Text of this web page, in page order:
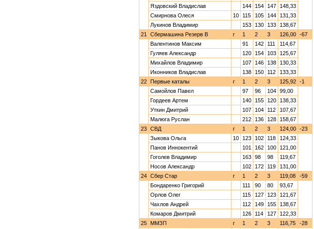
Яздовский Владислав
144 154 147
148,33
Смирнова Олеся
10 115 105 144
131,33
Лукинов Владимир
153 130 133
138,67
21
Сбермашина Резерв В г 1 2 3 126,00 -67
Валентинов Максим
91 142 111
114,67
Гуляев Александр
120 154 103
125,67
Михайлов Владимир
107 146 138
130,33
Иконников Владислав
138 150 112
133,33
22 Первые каталы г 1 2 3 125,92 -1
Самойлов Павел
97 96 104 99,00
Гордеев Артем
140 155 120
138,33
Уткин Дмитрий
107 104 112
107,67
Малюга Руслан
212 136 128
158,67
23 СВД г 1 2 3 124,00 -23
Зыкова Ольга
10 123 102 118
124,33
Панов Иннокентий
101 162 100
121,00
Гоголев Владимир
163 98 98
119,67
Носов Александр
102 172 119
131,00
24 Сбер Стар г 1 2 3 119,08
-59
Бондаренко Григорий
111 90 80
93,67
Орлов Олег
115 127 123
121,67
Чахлов Андрей
112 149 155
138,67
Комаров Дмитрий
126 114 127
122,33
25 ММЗП г 1 2 3 116,75
-28